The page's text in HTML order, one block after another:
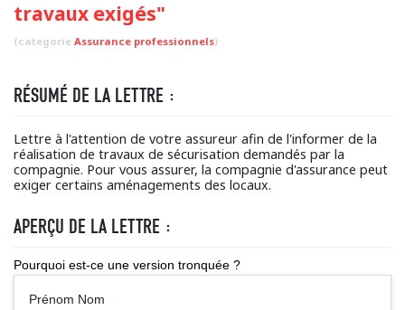
travaux exigés"
(categorie Assurance professionnels)
RÉSUMÉ DE LA LETTRE :
Lettre à l'attention de votre assureur afin de l'informer de la
réalisation de travaux de sécurisation demandés par la
compagnie. Pour vous assurer, la compagnie d'assurance peut
exiger certains aménagements des locaux.
APERÇU DE LA LETTRE :
Pourquoi est-ce une version tronquée ?
Prénom Nom